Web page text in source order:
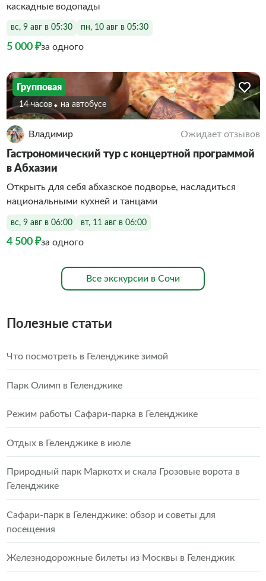
каскадные водопады
вс, 9 авг в 05:30 пн, 10 авг в 05:30
5 000 ₽за одного
Групповая
14 часов На автобусе
Владимир Ожидает отзывов
Гастрономический тур с концертной программой
в Абхазии
Открыть для себя абхазское подворье, насладиться
национальными кухней и танцами
вс, 9 авг в 06:00 вт, 11 авг в 06:00
4 500 ₽за одного
Все экскурсии в Сочи
Полезные статьи
Что посмотреть в Геленджике зимой
Парк Олимп в Геленджике
Режим работы Сафари-парка в Геленджике
Отдых в Геленджике в июле
Природный парк Маркотх и скала Грозовые ворота в
Геленджике
Сафари-парк в Геленджике: обзор и советы для
посещения
Железнодорожные билеты из Москвы в Геленджик